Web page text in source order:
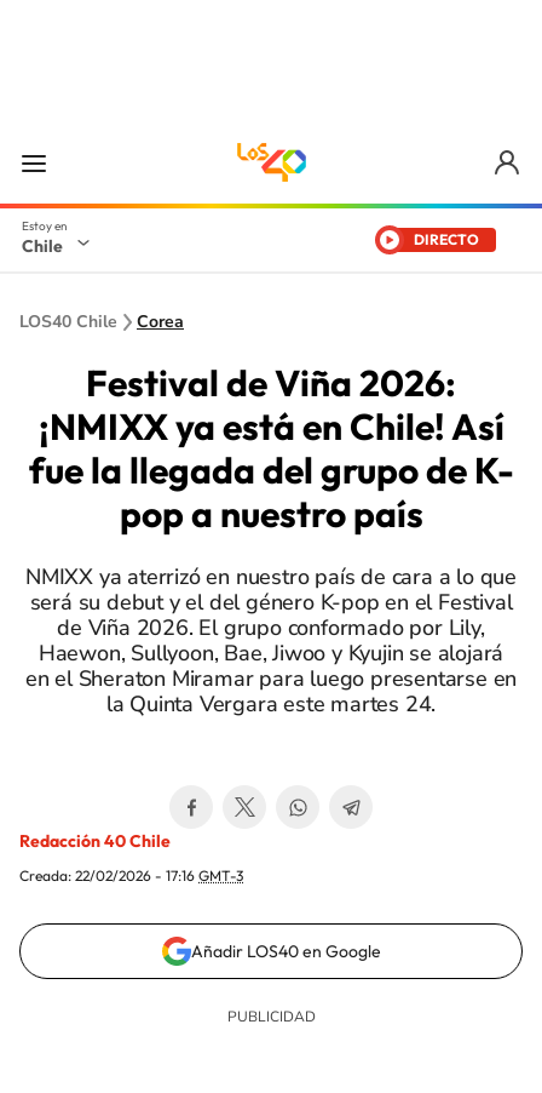
Chile DIRECTO
LOS40 Chile Corea
Festival de Viña 2026:
¡NMIXX ya está en Chile! Así
fue la llegada del grupo de K-
pop a nuestro país
NMIXX ya aterrizó en nuestro país de cara a lo que
será su debut y el del género K-pop en el Festival
de Viña 2026. El grupo conformado por Lily,
Haewon, Sullyoon, Bae, Jiwoo y Kyujin se alojará
en el Sheraton Miramar para luego presentarse en
la Quinta Vergara este martes 24.
Redacción 40 Chile
Creada: 22/02/2026 - 17:16 GMT-3
Añadir LOS40 en Google